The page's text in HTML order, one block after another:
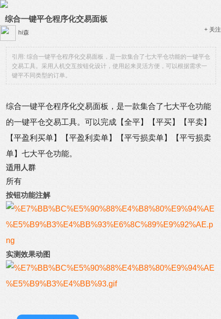
综合一键平仓程序化交易面板
hi森 + 关注
引用: 综合一键平仓程序化交易面板，是一款集合了七大平仓功能的一键平仓
交易工具。采用人机交互按钮化设计，使用起来灵活方便，可以根据需求一
键平不同类型的订单。
综合一键平仓程序化交易面板，是一款集合了七大平仓功能
的一键平仓交易工具。可以完成【全平】【平买】【平卖】
【平盈利买单】【平盈利卖单】【平亏损卖单】【平亏损卖
单】七大平仓功能。
适用人群
所有
按钮功能注解
实测效果动图